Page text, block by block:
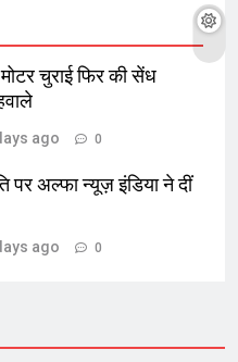
चुराई फिर की सेंध
ago 0
पर अल्फा न्यूज़ इंडिया ने दीं
ago 0